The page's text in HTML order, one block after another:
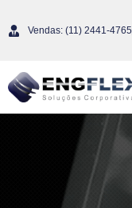
Vendas: (11) 2441-4765